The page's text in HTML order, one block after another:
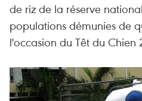
de riz de la réserve
populations démunies de
l'occasion du Têt du Chien